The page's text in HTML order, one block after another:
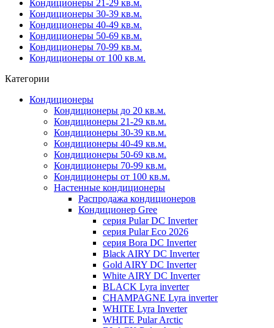
Кондиционеры 21-29 кв.м.
Кондиционеры 30-39 кв.м.
Кондиционеры 40-49 кв.м.
Кондиционеры 50-69 кв.м.
Кондиционеры 70-99 кв.м.
Кондиционеры от 100 кв.м.
Категории
Кондиционеры
Кондиционеры до 20 кв.м.
Кондиционеры 21-29 кв.м.
Кондиционеры 30-39 кв.м.
Кондиционеры 40-49 кв.м.
Кондиционеры 50-69 кв.м.
Кондиционеры 70-99 кв.м.
Кондиционеры от 100 кв.м.
Настенные кондиционеры
Распродажа кондиционеров
Кондиционер Gree
серия Pular DC Inverter
серия Pular Eco 2026
серия Bora DC Inverter
Black AIRY DC Inverter
Gold AIRY DC Inverter
White AIRY DC Inverter
BLACK Lyra inverter
CHAMPAGNE Lyra inverter
WHITE Lyra Inverter
WHITE Pular Arctic